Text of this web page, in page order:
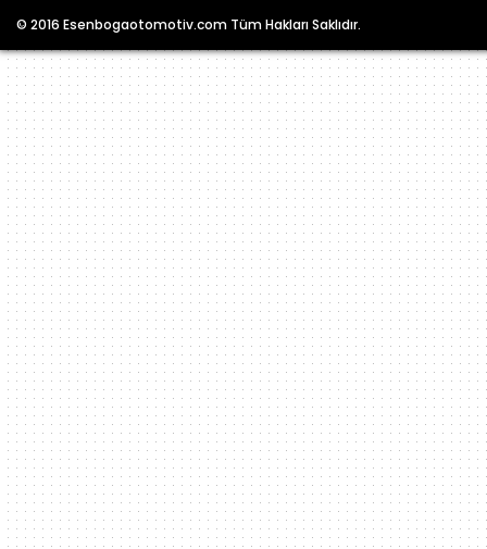
© 2016 Esenbogaotomotiv.com Tüm Hakları Saklıdır.